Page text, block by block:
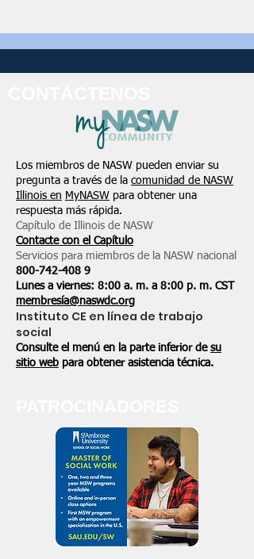
Los miembros de NASW pueden enviar su
pregunta a través de la comunidad de NASW
Illinois en MyNASW para obtener una
respuesta más rápida.
Capítulo de Illinois de NASW
Contacte con el Capítulo
Servicios para miembros de la NASW nacional
800-742-408 9
Lunes a viernes: 8:00 a. m. a 8:00 p. m. CST
membresía@naswdc.org
Instituto CE en línea de trabajo
social
Consulte el menú en la parte inferior de su
sitio web para obtener asistencia técnica.